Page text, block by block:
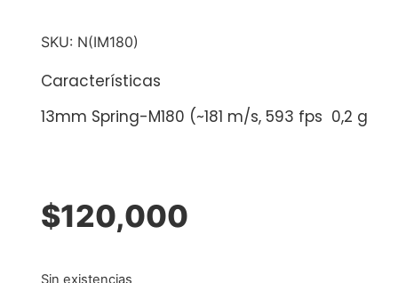
SKU: N(IM180)
Características
13mm Spring-M180 (~181 m/s, 593 fps 0,2 g
$120,000
Sin existencias